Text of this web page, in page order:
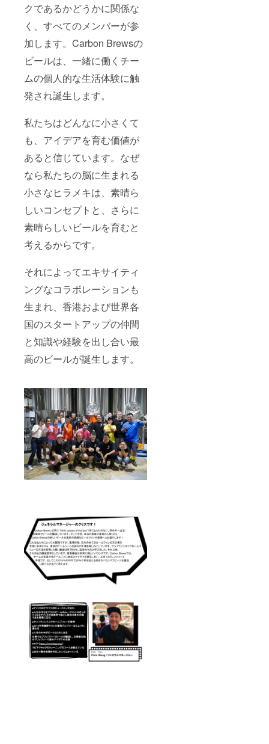
クであるかどうかに関係な
く、すべてのメンバーが参
加します。Carbon Brewsの
ビールは、一緒に働くチー
ムの個人的な生活体験に触
発され誕生します。
私たちはどんなに小さくて
も、アイデアを育む価値が
あると信じています。なぜ
なら私たちの脳に生まれる
小さなヒラメキは、素晴ら
しいコンセプトと、さらに
素晴らしいビールを育むと
考えるからです。
それによってエキサイティ
ングなコラボレーションも
生まれ、香港および世界各
国のスタートアップの仲間
と知識や経験を出し合い最
高のビールが誕生します。